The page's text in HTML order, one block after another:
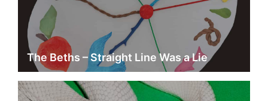
The Beths – Straight Line Was a Lie